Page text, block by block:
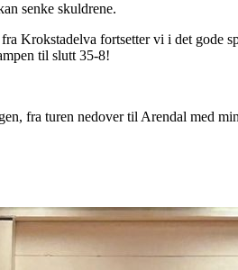
senke skuldrene.
Krokstadelva fortsetter vi i det gode
til slutt 35-8!
fra turen nedover til Arendal med